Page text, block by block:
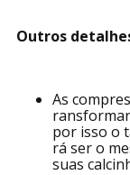
Outros
As
por isso o
rá ser o
suas